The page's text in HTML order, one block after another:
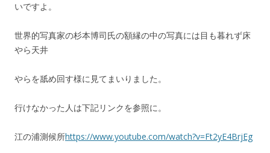
いですよ。
世界的写真家の杉本博司氏の額縁の中の写真には目も暮れず床
やら天井
やらを舐め回す様に見てまいりました。
行けなかった人は下記リンクを参照に。
江の浦測候所https://www.youtube.com/watch?v=Ft2yE4BrjEg